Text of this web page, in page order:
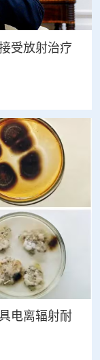
受放射治疗
电离辐射耐